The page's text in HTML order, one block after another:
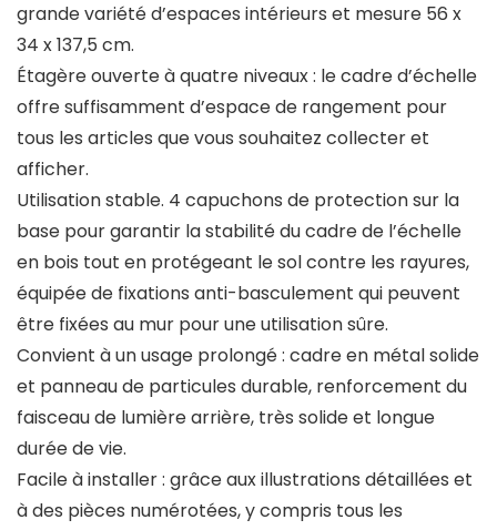
grande variété d’espaces intérieurs et mesure 56 x
34 x 137,5 cm.
Étagère ouverte à quatre niveaux : le cadre d’échelle
offre suffisamment d’espace de rangement pour
tous les articles que vous souhaitez collecter et
afficher.
Utilisation stable. 4 capuchons de protection sur la
base pour garantir la stabilité du cadre de l’échelle
en bois tout en protégeant le sol contre les rayures,
équipée de fixations anti-basculement qui peuvent
être fixées au mur pour une utilisation sûre.
Convient à un usage prolongé : cadre en métal solide
et panneau de particules durable, renforcement du
faisceau de lumière arrière, très solide et longue
durée de vie.
Facile à installer : grâce aux illustrations détaillées et
à des pièces numérotées, y compris tous les